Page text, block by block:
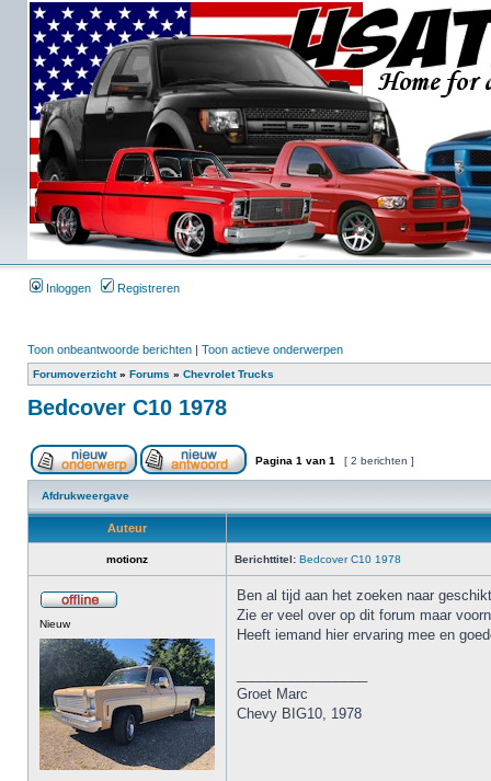
Inloggen Registreren
Toon onbeantwoorde berichten | Toon actieve onderwerpen
Forumoverzicht» Forums » Chevrolet Trucks
Bedcover C10 1978
Pagina 1 van 1 [ 2 berichten ]
Afdrukweergave
Auteur
motionz Berichttitel: Bedcover C10 1978
Nieuw
Ben al tijd aan het zoeken naar
Zie er veel over op dit forum maar
Heeft iemand hier ervaring mee en
Groet Marc
Chevy BIG10, 1978